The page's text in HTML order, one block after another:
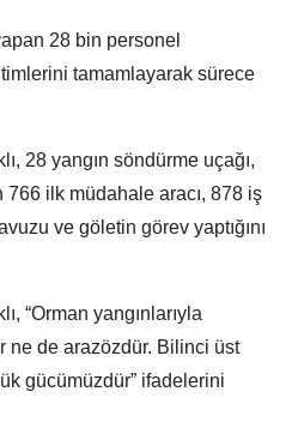
28 bin personel
tamamlayarak sürece
28 yangın söndürme uçağı,
766 ilk müdahale aracı, 878 iş
ve göletin görev yaptığını
“Orman yangınlarıyla
ne de arazözdür. Bilinci üst
gücümüzdür” ifadelerini